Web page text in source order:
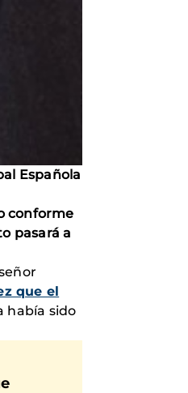
Española
conforme
pasará a
que el
había sido